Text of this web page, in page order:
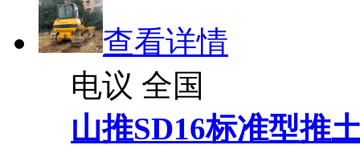
查看详情
电议 全国
山推SD16标准型推